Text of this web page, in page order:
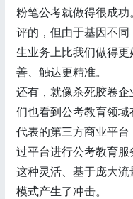
粉笔公考就做得很成
评的，但由于基因不
生业务上比我们做得
善、触达更精准。
还有，就像杀死胶卷
们也看到公考教育领
代表的第三方商业平
过平台进行公考教育服
这种灵活、基于庞大
模式产生了冲击。